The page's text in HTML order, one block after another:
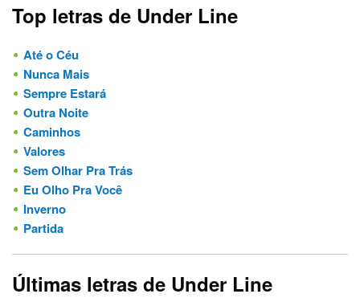
Top letras de Under Line
Até o Céu
Nunca Mais
Sempre Estará
Outra Noite
Caminhos
Valores
Sem Olhar Pra Trás
Eu Olho Pra Você
Inverno
Partida
Últimas letras de Under Line